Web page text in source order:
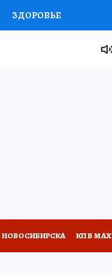
ЗДОРОВЬЕ
КП В МАХ